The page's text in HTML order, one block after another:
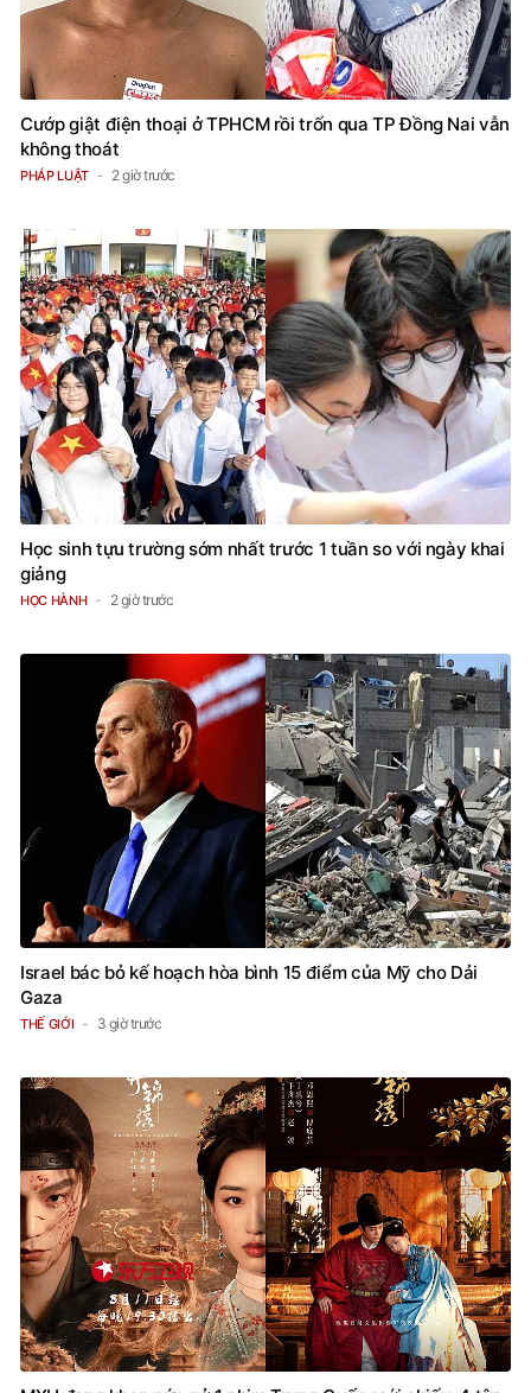
Cướp giật điện thoại ở TPHCM rồi trốn qua TP Đồng Nai vẫn
không thoát
PHÁP LUẬT 2 giờ trước
Học sinh tựu trường sớm nhất trước 1 tuần so với ngày khai
giảng
HỌC HÀNH 2 giờ trước
Israel bác bỏ kế hoạch hòa bình 15 điểm của Mỹ cho Dải
Gaza
THẾ GIỚI 3 giờ trước